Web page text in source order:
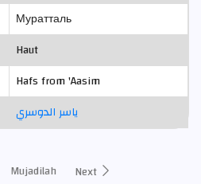
Муратталь
Haut
Hafs from 'Aasim
ياسر الدوسري
Mujadilah Next